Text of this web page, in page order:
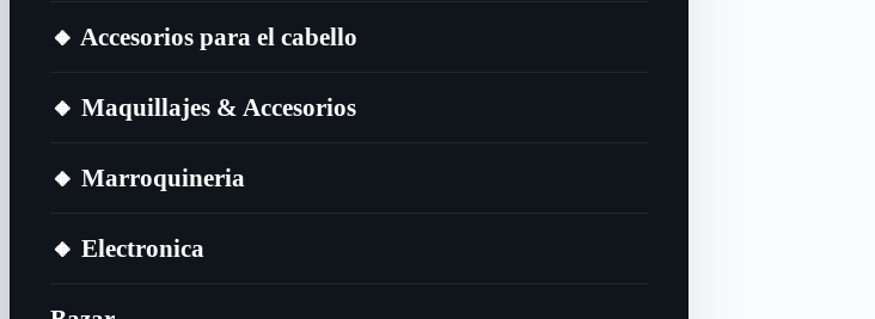
🔸​ Accesorios para el cabello
🔸​ Maquillajes & Accesorios
🔸​ Marroquineria
🔸​ Electronica